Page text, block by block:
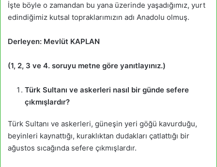
İşte böyle o zamandan bu yana üzerinde yaşadığımız, yurt
edindiğimiz kutsal topraklarımızın adı Anadolu olmuş.
Derleyen: Mevlüt KAPLAN
(1, 2, 3 ve 4. soruyu metne göre yanıtlayınız.)
Türk Sultanı ve askerleri nasıl bir günde sefere
çıkmışlardır?
Türk Sultanı ve askerleri, güneşin yeri göğü kavurduğu,
beyinleri kaynattığı, kuraklıktan dudakları çatlattığı bir
ağustos sıcağında sefere çıkmışlardır.